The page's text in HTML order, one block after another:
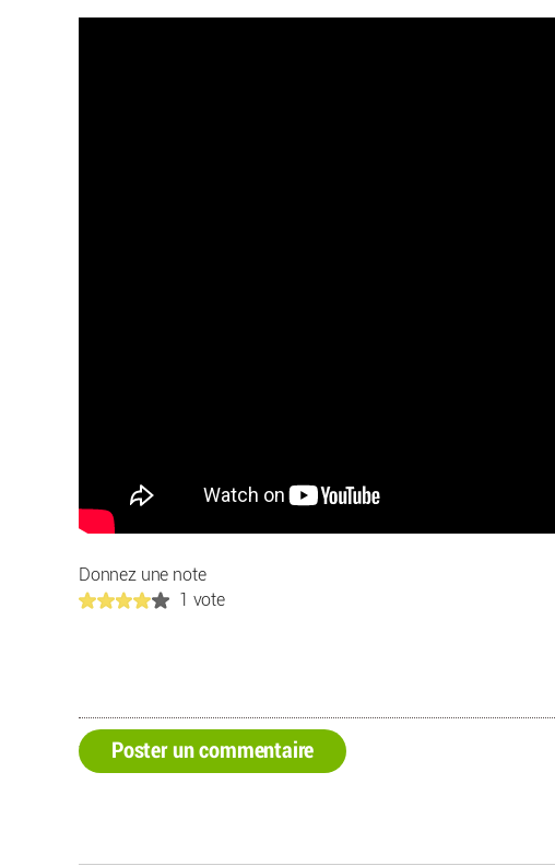
Donnez une note
1 vote
Poster un commentaire